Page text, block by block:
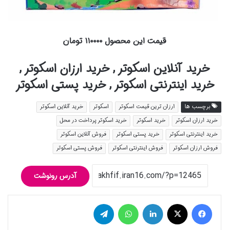
قیمت این محصول ۱۱۰۰۰۰ تومان
خرید آنلاین اسکوتر , خرید ارزان اسکوتر ,
خرید اینترنتی اسکوتر , خرید پستی اسکوتر
برچسب ها ارزان ترین قیمت اسکوتر اسکوتر
خرید آنلاین اسکوتر
خرید ارزان اسکوتر
خرید اسکوتر
خرید اسکوتر پرداخت در محل
خرید اینترنتی اسکوتر
خرید پستی اسکوتر
فروش آنلاین اسکوتر
فروش ارزان اسکوتر
فروش اینترنتی اسکوتر فروش پستی اسکوتر
آدرس رونوشت
فیس بوک لینکدین